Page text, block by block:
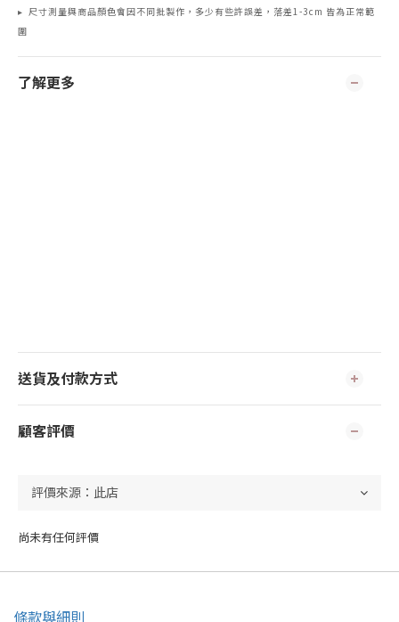
▸ 尺寸測量與商品顏色會因不同批製作，多少有些許誤差，落差1-3cm 皆為正常範
圍
了解更多
送貨及付款方式
顧客評價
尚未有任何評價
條款與細則